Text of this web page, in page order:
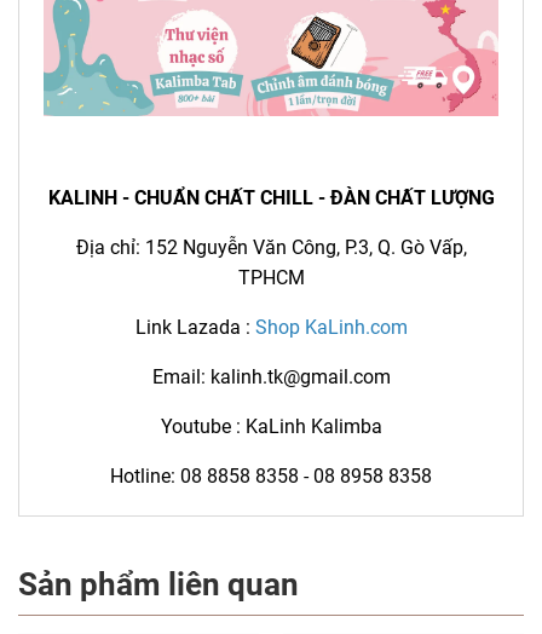
KALINH - CHUẨN CHẤT CHILL - ĐÀN CHẤT LƯỢNG
Địa chỉ: 152 Nguyễn Văn Công, P.3, Q. Gò Vấp,
TPHCM
Link Lazada : Shop KaLinh.com
Email: kalinh.tk@gmail.com
Youtube : KaLinh Kalimba
Hotline: 08 8858 8358 -08 8958 8358
Sản phẩm liên quan